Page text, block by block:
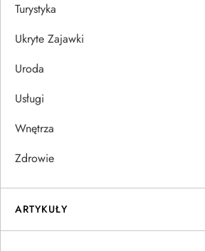
Turystyka
Ukryte Zajawki
Uroda
Usługi
Wnętrza
Zdrowie
ARTYKUŁY